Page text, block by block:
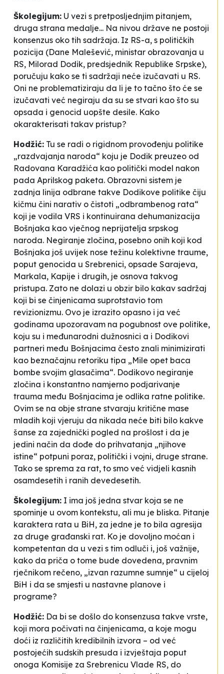
Školegijum: U vezi s pretposljednjim pitanjem,
druga strana medalje... Na nivou države ne postoji
konsenzus oko tih sadržaja. Iz RS-a, s političkih
pozicija (Dane Malešević, ministar obrazovanja u
RS, Milorad Dodik, predsjednik Republike Srpske),
poručuju kako se ti sadržaji neće izučavati u RS.
Oni ne problematiziraju da li je to tačno što će se
izučavati već negiraju da su se stvari kao što su
opsada i genocid uopšte desile. Kako
okarakterisati takav pristup?
Hodžić: Tu se radi o rigidnom provođenju politike
„razdvajanja naroda“ koju je Dodik preuzeo od
Radovana Karadžića kao politički model nakon
pada Aprilskog paketa. Obrazovni sistem je
zadnja linija odbrane takve Dodikove politike čiju
kičmu čini narativ o čistoti „odbrambenog rata“
koji je vodila VRS i kontinuirana dehumanizacija
Bošnjaka kao vječnog neprijatelja srpskog
naroda. Negiranje zločina, posebno onih koji kod
Bošnjaka još uvijek nose težinu kolektivne traume,
poput genocida u Srebrenici, opsade Sarajeva,
Markala, Kapije i drugih, je osnova takvog
pristupa. Zato ne dolazi u obzir bilo kakav sadržaj
koji bi se činjenicama suprotstavio tom
revizionizmu. Ovo je izrazito opasno i ja već
godinama upozoravam na pogubnost ove politike,
koju su i međunarodni dužnosnici a i Dodikovi
partneri među Bošnjacima često znali minimizirati
kao beznačajnu retoriku tipa „Mile opet baca
bombe svojim glasačima“. Dodikovo negiranje
zločina i konstantno namjerno podjarivanje
trauma među Bošnjacima je odlika ratne politike.
Ovim se na obje strane stvaraju kritične mase
mladih koji vjeruju da nikada neće biti bilo kakve
šanse za zajednički pogled na prošlost i da je
jedini način da dođe do prihvatanja „njihove
istine“ potpuni poraz, politički i vojni, druge strane.
Tako se sprema za rat, to smo već vidjeli kasnih
osamdesetih i ranih devedesetih.
Školegijum: I ima još jedna stvar koja se ne
spominje u ovom kontekstu, ali mu je bliska. Pitanje
karaktera rata u BiH, za jedne je to bila agresija
za druge građanski rat. Ko je dovoljno moćan i
kompetentan da u vezi s tim odluči i, još važnije,
kako da priča o tome bude dovedena, pravnim
rječnikom rečeno, „izvan razumne sumnje“ u cijeloj
BiH i da se smjesti u nastavne planove i
programe?
Hodžić: Da bi se došlo do konsenzusa takve vrste,
koji mora počivati na činjenicama, a koje mogu
doći iz različitih kredibilnih izvora – od već
postojećih sudskih presuda i izvještaja poput
onoga Komisije za Srebrenicu Vlade RS, do